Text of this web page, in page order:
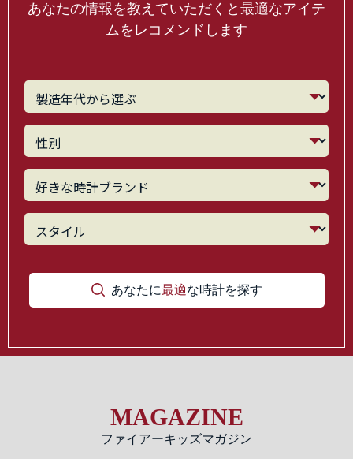
あなたの情報を教えていただくと最適なアイテ
ムをレコメンドします
あなたに最適な時計を探す
MAGAZINE
ファイアーキッズマガジン